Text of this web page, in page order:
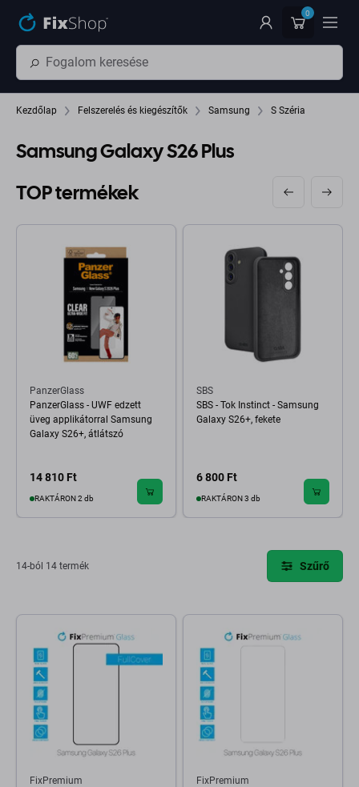
0
Kezdőlap Felszerelés és kiegészítők Samsung S Széria
Samsung Galaxy S26 Plus
TOP termékek
PanzerGlass
PanzerGlass - UWF edzett
üveg applikátorral Samsung
Galaxy S26+, átlátszó
14 810 Ft
RAKTÁRON 2 db
SBS
SBS - Tok Instinct - Samsung
Galaxy S26+, fekete
6 800 Ft
RAKTÁRON 3 db
14-ból 14 termék Szűrő
FixPremium
FixPremium